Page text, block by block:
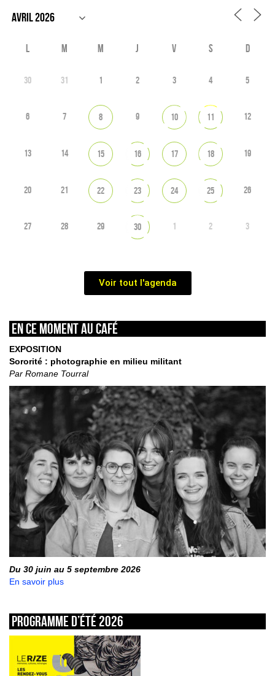
L M M J V S D
30 31 1 2 3 4 5
6 7 8 9 10 11 12
13 14 15 16 17 18 19
20 21 22 23 24 25 26
27 28 29 30 1 2 3
Voir tout l'agenda
En ce moment au café
EXPOSITION
Sororité : photographie en milieu militant
Par Romane Tourral
Du 30 juin au 5 septembre 2026
En savoir plus
Programme d’été 2026